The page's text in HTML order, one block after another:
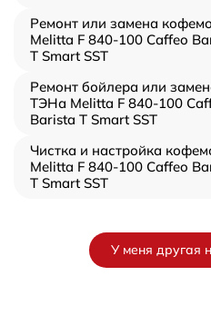
Ремонт или замена
Melitta F 840-100 Caffeo
T Smart SST
Ремонт бойлера или
ТЭНа Melitta F 840-100
Barista T Smart SST
Чистка и настройка
Melitta F 840-100 Caffeo
T Smart SST
У меня другая